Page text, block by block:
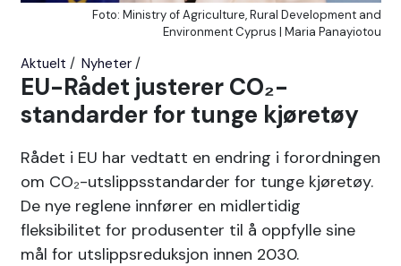
Foto: Ministry of Agriculture, Rural Development and
Environment Cyprus | Maria Panayiotou
Aktuelt Nyheter
EU-Rådet justerer CO₂-
standarder for tunge kjøretøy
Rådet i EU har vedtatt en endring i forordningen
om CO₂-utslippsstandarder for tunge kjøretøy.
De nye reglene innfører en midlertidig
fleksibilitet for produsenter til å oppfylle sine
mål for utslippsreduksjon innen 2030.